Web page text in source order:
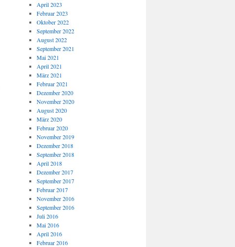
April 2023
Februar 2023
Oktober 2022
September 2022
August 2022
September 2021
Mai 2021
April 2021
März 2021
Februar 2021
Dezember 2020
November 2020
August 2020
März 2020
Februar 2020
November 2019
Dezember 2018
September 2018
April 2018
Dezember 2017
September 2017
Februar 2017
November 2016
September 2016
Juli 2016
Mai 2016
April 2016
Februar 2016